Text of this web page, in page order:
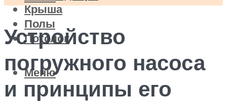
Крыша
Полы
Потолок
Меню
Устройство
погружного насоса
и принципы его